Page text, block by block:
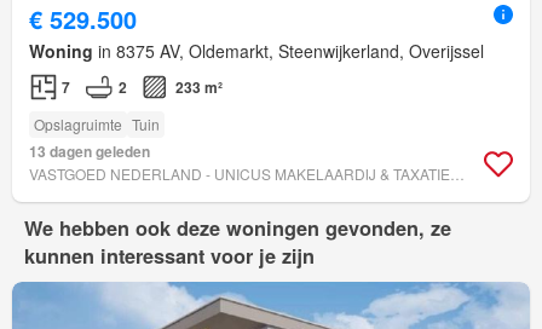
€ 529.500
Woning in 8375 AV, Oldemarkt, Steenwijkerland, Overijssel
7 2 233 m²
Opslagruimte Tuin
13 dagen geleden
We hebben ook deze woningen gevonden, ze
kunnen interessant voor je zijn